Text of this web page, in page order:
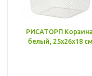
РИСАТОРП
белый, 25x26x18 см